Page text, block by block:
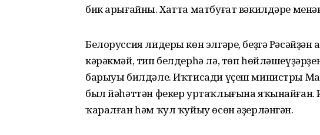
бик арығайны. Хатта матбуғат вәкилдәре
Белоруссия лидеры көн элгәре, беҙгә
кәрәкмәй, тип белдерһә лә, төп
барыуы билдәле. Иҡтисади үҫеш министры
был йәһәттән фекер уртаҡлығына
ҡаралған һәм ҡул ҡуйыу өсөн әҙерләнгән.